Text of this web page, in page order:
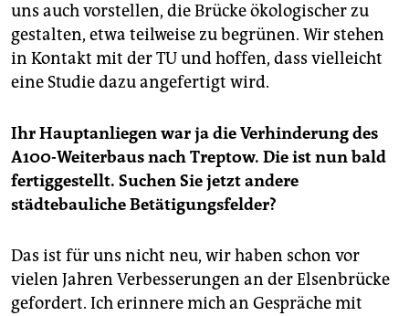
uns auch vorstellen, die Brücke ökologischer zu
gestalten, etwa teilweise zu begrünen. Wir stehen
in Kontakt mit der TU und hoffen, dass vielleicht
eine Studie dazu angefertigt wird.
Ihr Hauptanliegen war ja die Verhinderung des
A100-Weiterbaus nach Treptow. Die ist nun bald
fertiggestellt. Suchen Sie jetzt andere
städtebauliche Betätigungsfelder?
Das ist für uns nicht neu, wir haben schon vor
vielen Jahren Verbesserungen an der Elsenbrücke
gefordert. Ich erinnere mich an Gespräche mit